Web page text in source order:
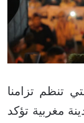
تنظم تزامنا
المسيرة في 30 مدينة مغربية تؤكد